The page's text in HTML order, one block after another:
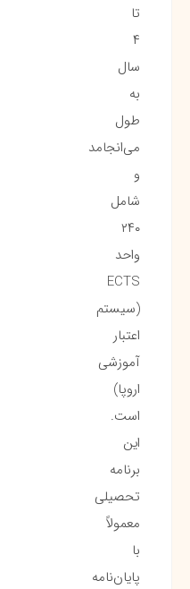
تا
۴
سال
به
طول
می‌انجامد
و
شامل
۲۴۰
واحد
ECTS
(سیستم
اعتبار
آموزشی
اروپا)
است.
این
برنامه
تحصیلی
معمولاً
با
پایان‌نامه